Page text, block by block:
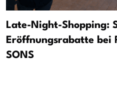
Late-Night-Shopping:
Eröffnungsrabatte bei
SONS